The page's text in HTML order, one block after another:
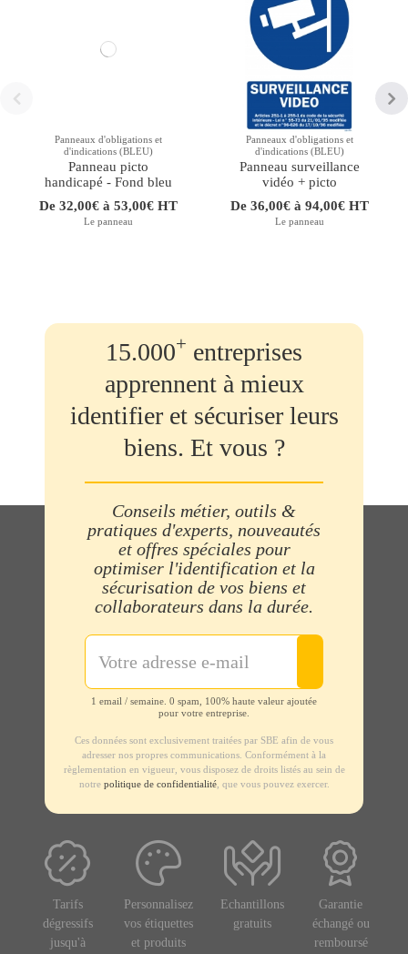
Panneaux d'obligations et
d'indications (BLEU)
Panneau picto
handicapé - Fond bleu
De 32,00€ à 53,00€ HT
Le panneau
Panneaux d'obligations et
d'indications (BLEU)
Panneau surveillance
vidéo + picto
De 36,00€ à 94,00€ HT
Le panneau
15.000+ entreprises
apprennent à mieux
identifier et sécuriser leurs
biens. Et vous ?
Conseils métier, outils &
pratiques d'experts, nouveautés
et offres spéciales pour
optimiser l'identification et la
sécurisation de vos biens et
collaborateurs dans la durée.
1 email / semaine. 0 spam, 100% haute valeur ajoutée
pour votre entreprise.
Ces données sont exclusivement traitées par SBE afin de vous
adresser nos propres communications. Conformément à la
règlementation en vigueur, vous disposez de droits listés au sein de
notre politique de confidentialité, que vous pouvez exercer.
Tarifs
dégressifs
jusqu'à
Personnalisez
vos étiquettes
et produits
Echantillons
gratuits
Garantie
échangé ou
remboursé